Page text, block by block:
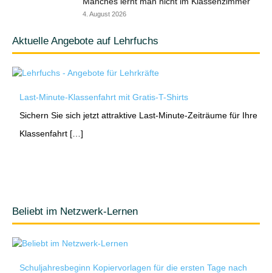
4. August 2026
Aktuelle Angebote auf Lehrfuchs
Last-Minute-Klassenfahrt mit Gratis-T-Shirts
Sichern Sie sich jetzt attraktive Last-Minute-Zeiträume für Ihre
Klassenfahrt […]
Beliebt im Netzwerk-Lernen
Schuljahresbeginn Kopiervorlagen für die ersten Tage nach